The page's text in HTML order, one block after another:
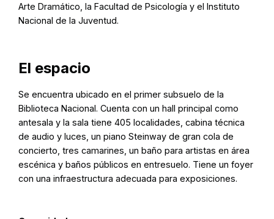
Arte Dramático, la Facultad de Psicología y el Instituto
Nacional de la Juventud.
El espacio
Se encuentra ubicado en el primer subsuelo de la
Biblioteca Nacional. Cuenta con un hall principal como
antesala y la sala tiene 405 localidades, cabina técnica
de audio y luces, un piano Steinway de gran cola de
concierto, tres camarines, un baño para artistas en área
escénica y baños públicos en entresuelo. Tiene un foyer
con una infraestructura adecuada para exposiciones.